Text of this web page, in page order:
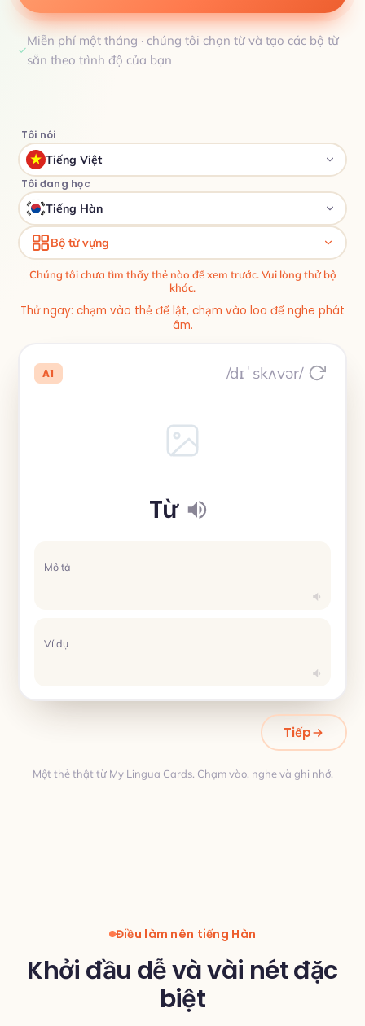
Miễn phí một tháng · chúng tôi chọn từ và tạo các bộ từ
sẵn theo trình độ của bạn
Tôi nói
Tiếng Việt
Tôi đang học
Tiếng Hàn
Bộ từ vựng
Chúng tôi chưa tìm thấy thẻ nào để xem trước. Vui lòng thử bộ
khác.
Thử ngay: chạm vào thẻ để lật, chạm vào loa để nghe phát
âm.
A1 /dɪˈskʌvər/
Từ
Mô tả
Ví dụ
Tiếp
Một thẻ thật từ My Lingua Cards. Chạm vào, nghe và ghi nhớ.
Điều làm nên tiếng Hàn
Khởi đầu dễ và vài nét đặc
biệt